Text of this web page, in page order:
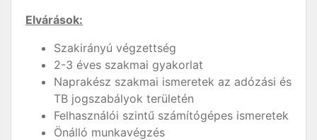
Elvárások:
Szakirányú végzettség
2-3 éves szakmai gyakorlat
Naprakész szakmai ismeretek az adózási és
TB jogszabályok területén
Felhasználói szintű számítógépes ismeretek
Önálló munkavégzés